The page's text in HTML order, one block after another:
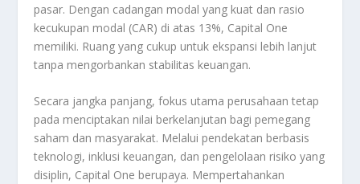
pasar. Dengan cadangan modal yang kuat dan rasio
kecukupan modal (CAR) di atas 13%, Capital One
memiliki. Ruang yang cukup untuk ekspansi lebih lanjut
tanpa mengorbankan stabilitas keuangan.
Secara jangka panjang, fokus utama perusahaan tetap
pada menciptakan nilai berkelanjutan bagi pemegang
saham dan masyarakat. Melalui pendekatan berbasis
teknologi, inklusi keuangan, dan pengelolaan risiko yang
disiplin, Capital One berupaya. Mempertahankan